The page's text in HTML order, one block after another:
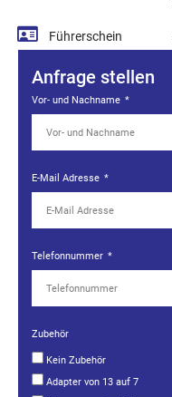
Führerschein
Anfrage stellen
Vor- und Nachname
E-Mail Adresse
Telefonnummer
Zubehör
Kein Zubehör
Adapter von 13 auf 7